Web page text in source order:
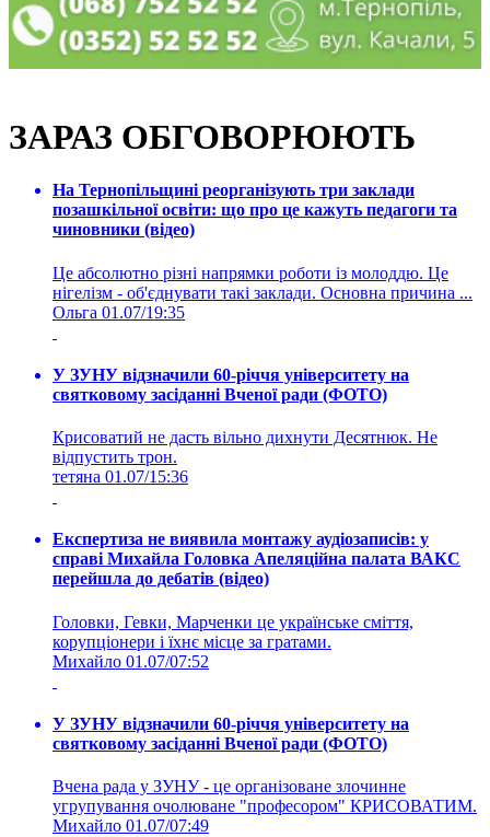
ЗАРАЗ ОБГОВОРЮЮТЬ
На Тернопільщині реорганізують три заклади
позашкільної освіти: що про це кажуть педагоги та
чиновники (відео)
Це абсолютно різні напрямки роботи із молоддю. Це
нігелізм - об'єднувати такі заклади. Основна причина ...
Ольга 01.07/19:35
У ЗУНУ відзначили 60-річчя університету на
святковому засіданні Вченої ради (ФОТО)
Крисоватий не дасть вільно дихнути Десятнюк. Не
відпустить трон.
тетяна 01.07/15:36
Експертиза не виявила монтажу аудіозаписів: у
справі Михайла Головка Апеляційна палата ВАКС
перейшла до дебатів (відео)
Головки, Гевки, Марченки це українське сміття,
корупціонери і їхнє місце за гратами.
Михайло 01.07/07:52
У ЗУНУ відзначили 60-річчя університету на
святковому засіданні Вченої ради (ФОТО)
Вчена рада у ЗУНУ - це організоване злочинне
угрупування очолюване "професором" КРИСОВАТИМ.
Михайло 01.07/07:49